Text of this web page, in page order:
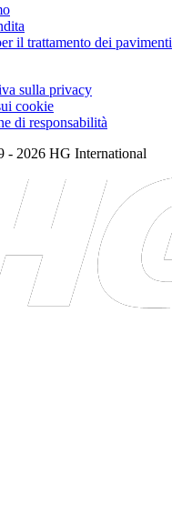
il trattamento dei pavimenti
sulla privacy
cookie
di responsabilità
- 2026 HG International